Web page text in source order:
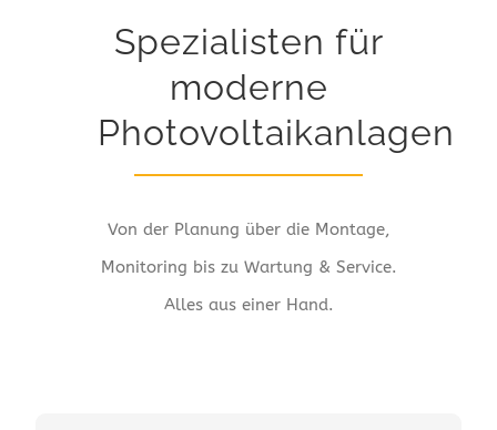
Spezialisten für
moderne
Photovoltaikanlagen
Von der Planung über die Montage,
Monitoring bis zu Wartung & Service.
Alles aus einer Hand.